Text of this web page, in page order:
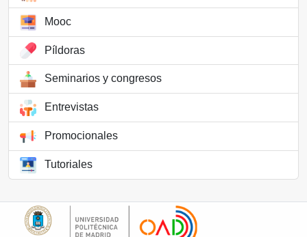
Mooc
Píldoras
Seminarios y congresos
Entrevistas
Promocionales
Tutoriales